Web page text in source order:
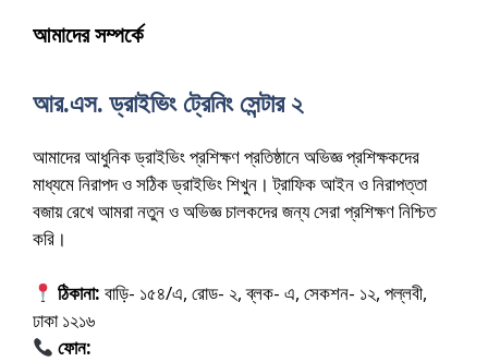
আমাদের সম্পর্কে
আর.এস. ড্রাইভিং ট্রেনিং সেন্টার ২
আমাদের আধুনিক ড্রাইভিং প্রশিক্ষণ প্রতিষ্ঠানে অভিজ্ঞ প্রশিক্ষকদের
মাধ্যমে নিরাপদ ও সঠিক ড্রাইভিং শিখুন। ট্রাফিক আইন ও নিরাপত্তা
বজায় রেখে আমরা নতুন ও অভিজ্ঞ চালকদের জন্য সেরা প্রশিক্ষণ নিশ্চিত
করি।
ঠিকানা: বাড়ি- ১৫৪/এ, রোড- ২, ব্লক- এ, সেকশন- ১২, পল্লবী,
ঢাকা ১২১৬
ফোন: